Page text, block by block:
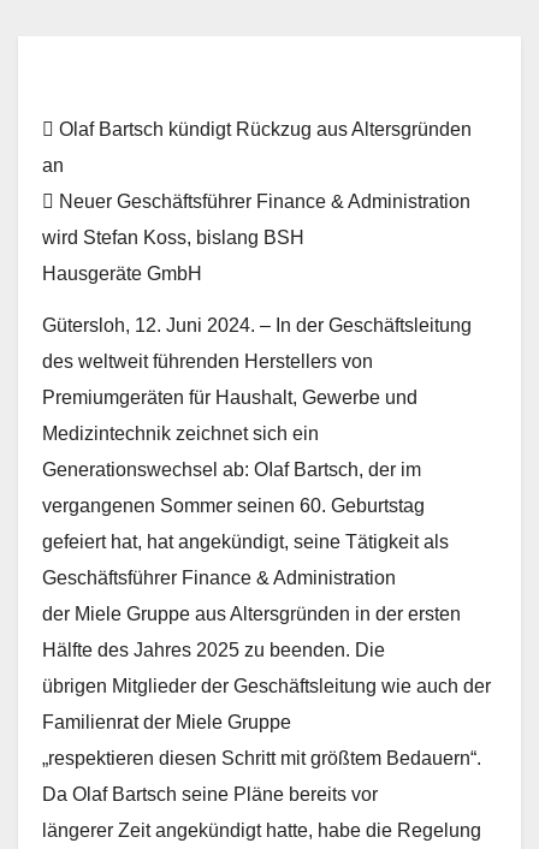
 Olaf Bartsch kündigt Rückzug aus Altersgründen
an
 Neuer Geschäftsführer Finance & Administration
wird Stefan Koss, bislang BSH
Hausgeräte GmbH
Gütersloh, 12. Juni 2024. – In der Geschäftsleitung
des weltweit führenden Herstellers von
Premiumgeräten für Haushalt, Gewerbe und
Medizintechnik zeichnet sich ein
Generationswechsel ab: OIaf Bartsch, der im
vergangenen Sommer seinen 60. Geburtstag
gefeiert hat, hat angekündigt, seine Tätigkeit als
Geschäftsführer Finance & Administration
der Miele Gruppe aus Altersgründen in der ersten
Hälfte des Jahres 2025 zu beenden. Die
übrigen Mitglieder der Geschäftsleitung wie auch der
Familienrat der Miele Gruppe
„respektieren diesen Schritt mit größtem Bedauern“.
Da Olaf Bartsch seine Pläne bereits vor
längerer Zeit angekündigt hatte, habe die Regelung